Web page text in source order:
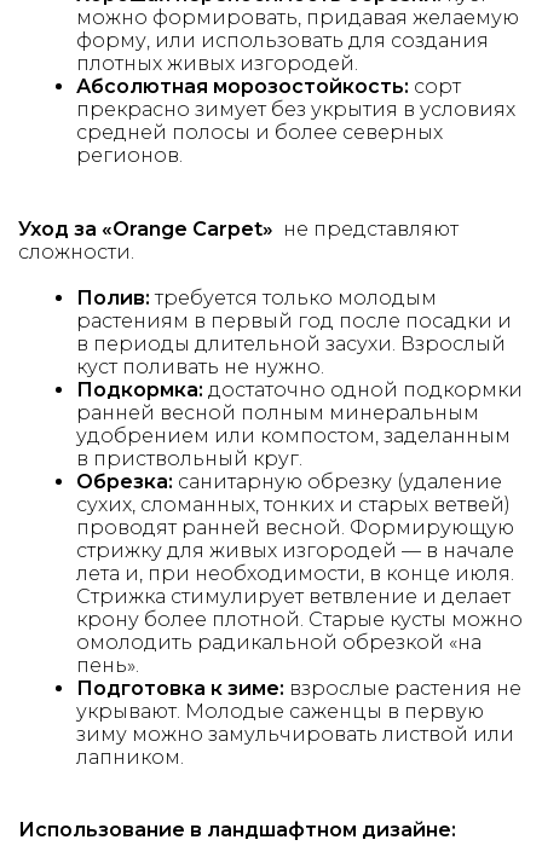
можно формировать, придавая желаемую
форму, или использовать для создания
плотных живых изгородей.
Абсолютная морозостойкость: сорт
прекрасно зимует без укрытия в условиях
средней полосы и более северных
регионов.
Уход за «Orange Carpet» не представляют
сложности.
Полив:требуется только молодым
растениям в первый год после посадки и
в периоды длительной засухи. Взрослый
куст поливать не нужно.
Подкормка: достаточно одной подкормки
ранней весной полным минеральным
удобрением или компостом, заделанным
в приствольный круг.
Обрезка: санитарную обрезку (удаление
сухих, сломанных, тонких и старых ветвей)
проводят ранней весной. Формирующую
стрижку для живых изгородей — в начале
лета и, при необходимости, в конце июля.
Стрижка стимулирует ветвление и делает
крону более плотной. Старые кусты можно
омолодить радикальной обрезкой «на
пень».
Подготовка к зиме: взрослые растения не
укрывают. Молодые саженцы в первую
зиму можно замульчировать листвой или
лапником.
Использование в ландшафтном дизайне: